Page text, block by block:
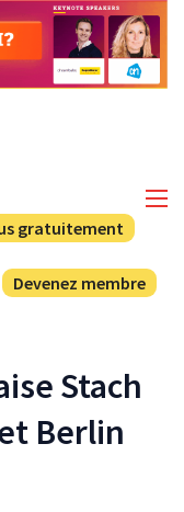
gratuitement
Devenez membre
Stach
Berlin